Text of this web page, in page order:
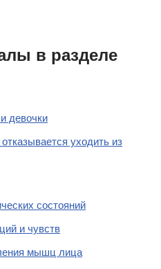
в разделе
девочки
уходить из
состояний
и чувств
мышц лица